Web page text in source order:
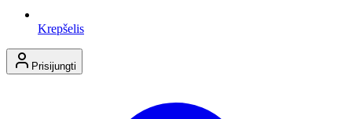
Krepšelis
Prisijungti